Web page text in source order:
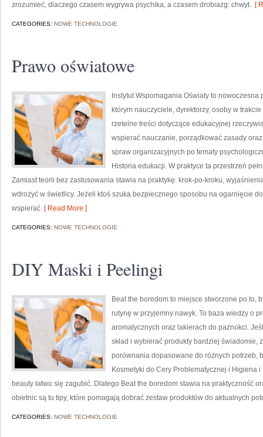
zrozumieć, dlaczego czasem wygrywa psychika, a czasem drobiazg: chwyt. [
CATEGORIES: NOWE TECHNOLOGIE
Prawo oświatowe
Instytut Wspomagania Oświaty to
którym nauczyciele, dyrektorzy, osoby w
rzetelne treści dotyczące edukacyjnej
wspierać nauczanie, porządkować zasady
spraw organizacyjnych po tematy
Historia edukacji. W praktyce ta przestrzeń
Zamiast teorii bez zastosowania stawia na praktykę: krok-po-kroku,
wdrożyć w świetlicy. Jeżeli ktoś szuka bezpiecznego sposobu na ogarnięcie
wspierać [ Read More ]
CATEGORIES: NOWE TECHNOLOGIE
DIY Maski i Peelingi
Beat the boredom to miejsce stworzone po to,
rutynę w przyjemny nawyk. To baza wiedzy o
aromatycznych oraz lakierach do paznokci.
skład i wybierać produkty bardziej świadomie,
porównania dopasowane do różnych potrzeb,
Kosmetyki do Cery Problematycznej i Higiena
beauty łatwo się zagubić. Dlatego Beat the boredom stawia na praktyczność
obietnic są tu tipy, które pomagają dobrać zestaw produktów do aktualnych
CATEGORIES: NOWE TECHNOLOGIE